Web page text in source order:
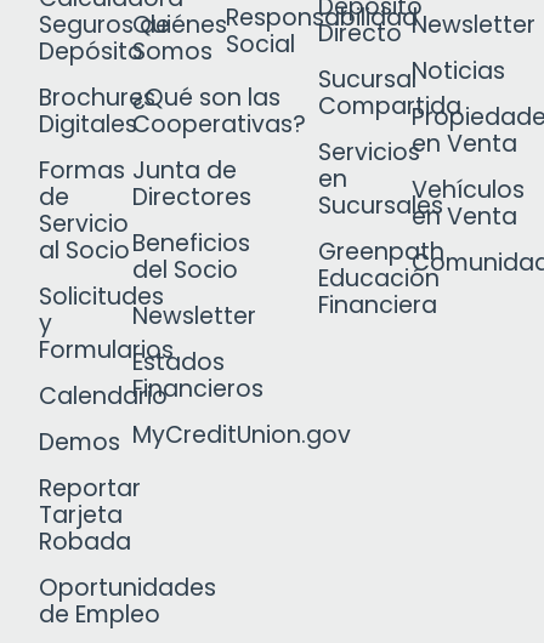
Seguros de
Depósito
Brochures
Digitales
Formas
de
Servicio
al Socio
Solicitudes
y
Formularios
Calendario
Demos
Reportar
Tarjeta
Robada
Oportunidades
de Empleo
Quiénes
Somos
¿Qué son las
Cooperativas?
Junta de
Directores
Beneficios
del Socio
Newsletter
Estados
Financieros
MyCreditUnion.gov
Responsabilidad
Social
Depósito
Directo
Sucursal
Compartida
Servicios
en
Sucursales
Greenpath
Educación
Financiera
Newsletter
Noticias
en Venta
Vehículos
en Venta